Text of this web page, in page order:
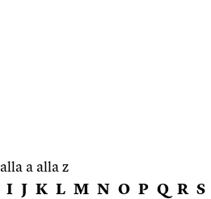
a alla z
I J K L M N O P Q R S